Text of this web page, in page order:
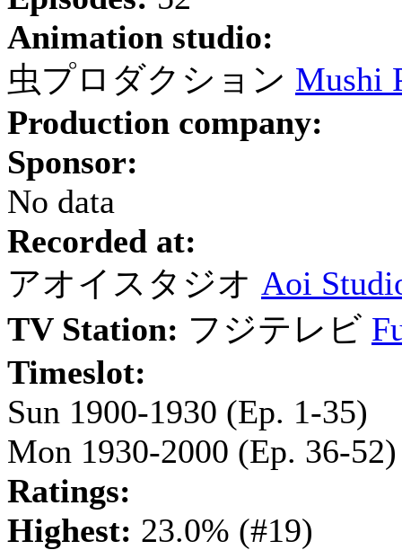
Animation studio:
虫プロダクション Mushi
Production company:
Sponsor:
No data
Recorded at:
アオイスタジオ Aoi
TV Station: フジテレビ
Timeslot:
Sun 1900-1930 (Ep. 1-35)
Mon 1930-2000 (Ep. 36-52)
Ratings:
Highest: 23.0% (#19)